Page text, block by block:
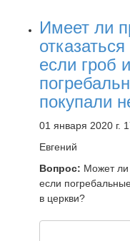
Имеет ли
если гроб
покупали
01 января 2020 г.
Евгений
Вопрос: Может ли
если
в церкви?